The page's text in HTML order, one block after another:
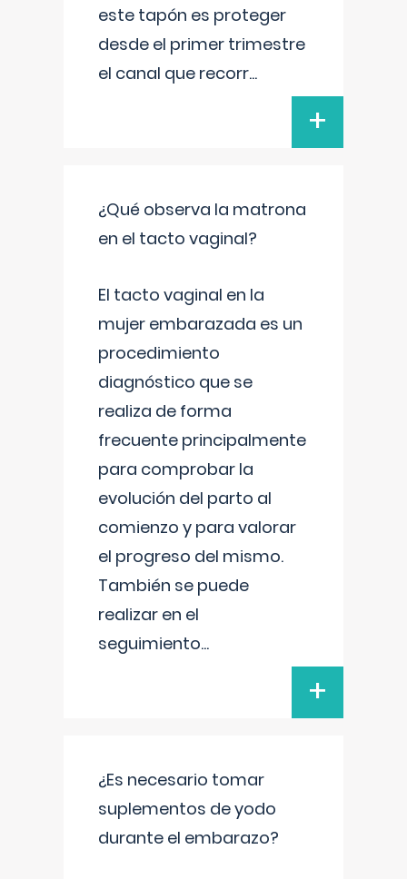
este tapón es proteger
desde el primer trimestre
el canal que recorr...
+
¿Qué observa la matrona
en el tacto vaginal?
El tacto vaginal en la
mujer embarazada es un
procedimiento
diagnóstico que se
realiza de forma
frecuente principalmente
para comprobar la
evolución del parto al
comienzo y para valorar
el progreso del mismo.
También se puede
realizar en el
seguimiento...
+
¿Es necesario tomar
suplementos de yodo
durante el embarazo?